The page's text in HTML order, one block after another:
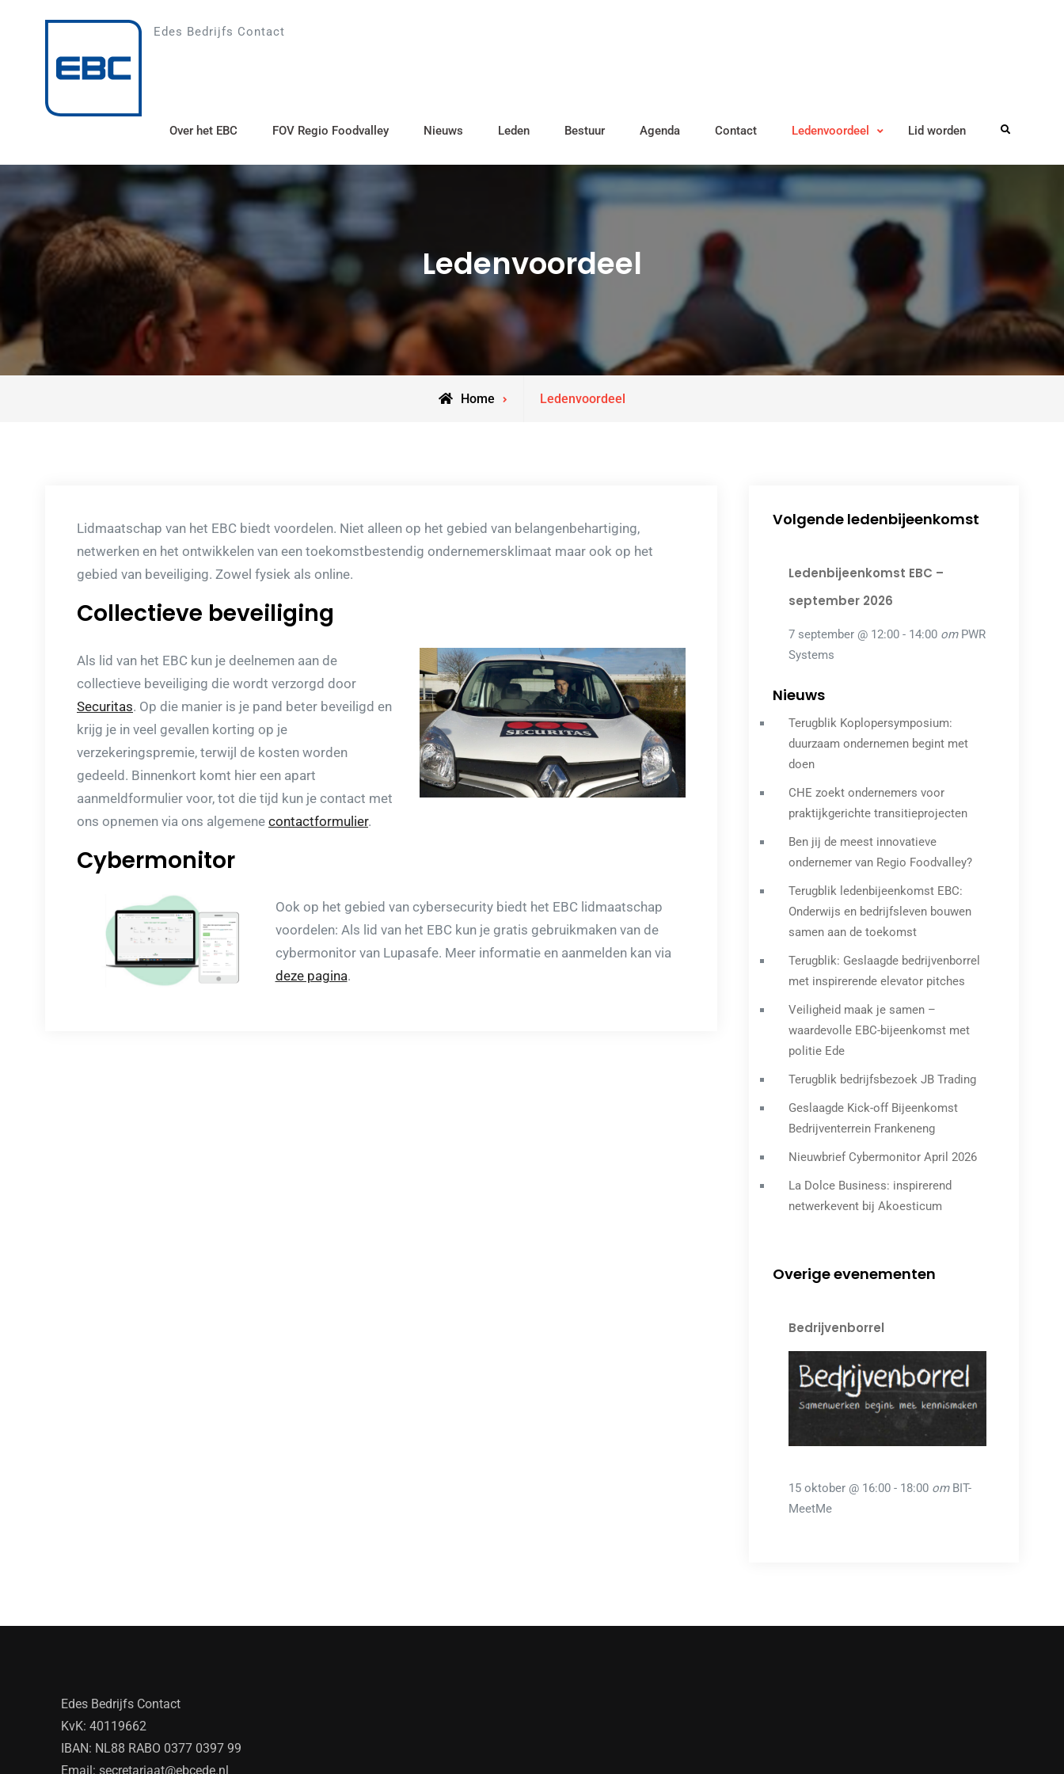
Edes Bedrijfs Contact
Over het EBC FOV Regio Foodvalley Nieuws Leden Bestuur Agenda Contact Ledenvoordeel Lid worden Search
Ledenvoordeel
Home Ledenvoordeel
Lidmaatschap van het EBC biedt voordelen. Niet alleen op het gebied van belangenbehartiging,
netwerken en het ontwikkelen van een toekomstbestendig ondernemersklimaat maar ook op het
gebied van beveiliging. Zowel fysiek als online.
Collectieve beveiliging
Als lid van het EBC kun je deelnemen aan de
collectieve beveiliging die wordt verzorgd door
Securitas. Op die manier is je pand beter beveiligd en
krijg je in veel gevallen korting op je
verzekeringspremie, terwijl de kosten worden
gedeeld. Binnenkort komt hier een apart
aanmeldformulier voor, tot die tijd kun je contact met
ons opnemen via ons algemene contactformulier.
Cybermonitor
Ook op het gebied van cybersecurity biedt het EBC lidmaatschap
voordelen: Als lid van het EBC kun je gratis gebruikmaken van de
cybermonitor van Lupasafe. Meer informatie en aanmelden kan via
deze pagina.
Volgende ledenbijeenkomst
Ledenbijeenkomst EBC –
september 2026
7 september @ 12:00 - 14:00 om PWR
Systems
Nieuws
Terugblik Koplopersymposium:
duurzaam ondernemen begint met
doen
CHE zoekt ondernemers voor
praktijkgerichte transitieprojecten
Ben jij de meest innovatieve
ondernemer van Regio Foodvalley?
Terugblik ledenbijeenkomst EBC:
Onderwijs en bedrijfsleven bouwen
samen aan de toekomst
Terugblik: Geslaagde bedrijvenborrel
met inspirerende elevator pitches
Veiligheid maak je samen –
waardevolle EBC-bijeenkomst met
politie Ede
Terugblik bedrijfsbezoek JB Trading
Geslaagde Kick-off Bijeenkomst
Bedrijventerrein Frankeneng
Nieuwbrief Cybermonitor April 2026
La Dolce Business: inspirerend
netwerkevent bij Akoesticum
Overige evenementen
Bedrijvenborrel
15 oktober @ 16:00 - 18:00 om BIT-
MeetMe
Edes Bedrijfs Contact
KvK: 40119662
IBAN: NL88 RABO 0377 0397 99
Email: secretariaat@ebcede.nl